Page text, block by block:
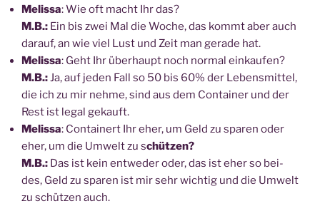
Melis­sa: Wie oft macht Ihr das?
M.B.: Ein bis zwei Mal die Woche, das kommt aber auch
dar­auf, an wie viel Lust und Zeit man gera­de hat.
Melis­sa: Geht Ihr über­haupt noch nor­mal ein­kau­fen?
M.B.:Ja, auf jeden Fall so 50 bis 60% der Lebens­mit­tel,
die ich zu mir neh­me, sind aus dem Con­tai­ner und der
Rest ist legal gekauft.
Melis­sa: Con­tai­nert Ihr eher, um Geld zu spa­ren oder
eher, um die Umwelt zu schüt­zen?
M.B.: Das ist kein ent­we­der oder, das ist eher so bei­
des, Geld zu spa­ren ist mir sehr wich­tig und die Umwelt
zu schüt­zen auch.